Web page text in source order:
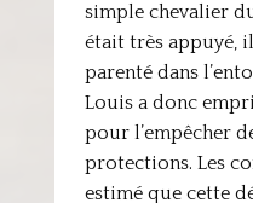
simple chevalier
était très appuyé,
parenté dans
Louis a donc
pour l’empêcher
protections. Les
estimé que cette